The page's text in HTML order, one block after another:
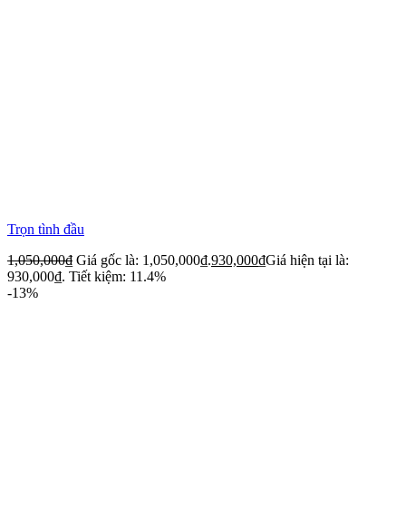
Trọn tình đầu
1,050,000₫ Giá gốc là: 1,050,000₫.930,000₫Giá hiện tại là:
930,000₫. Tiết kiệm: 11.4%
-13%